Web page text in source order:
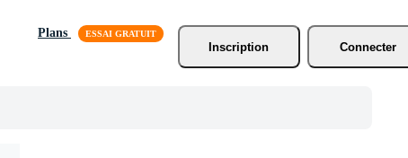
Plans
Inscription
Connecter